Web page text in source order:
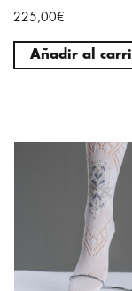
225,00€
Añadir al